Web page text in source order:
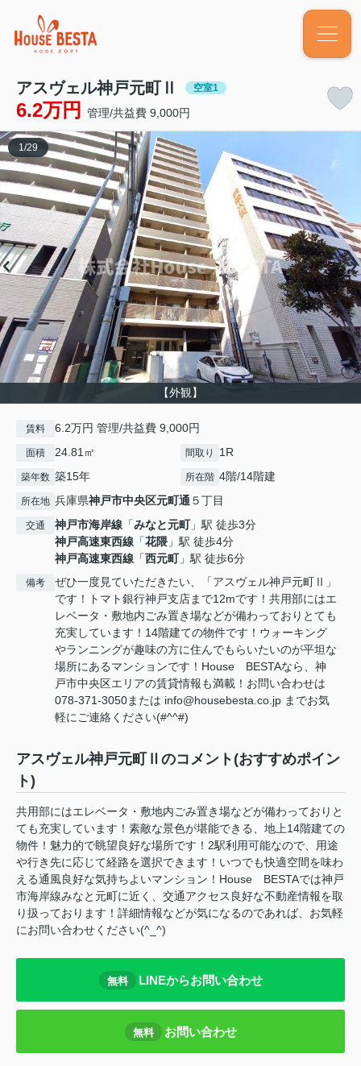
アスヴェル神戸元町Ⅱ 空室1
6.2万円 管理/共益費 9,000円
【外観】
1/29
賃料 6.2万円 管理/共益費 9,000円
面積 24.81㎡ 間取り 1R
築年数 築15年 所在階 4階/14階建
所在地 兵庫県神戸市中央区元町通 ５丁目
交通 神戸市海岸線 「みなと元町」駅 徒歩3分
神戸高速東西線 「花隈 」駅 徒歩4分
神戸高速東西線 「西元町」駅 徒歩6分
備考
ぜひ一度見ていただきたい、「アスヴェル神戸元町Ⅱ」
です！トマト銀行神戸支店まで12mです！共用部にはエ
レベータ・敷地内ごみ置き場などが備わっておりとても
充実しています！14階建ての物件です！ウォーキング
やランニングが趣味の方に住んでもらいたいのが平坦な
場所にあるマンションです！House BESTAなら、神
戸市中央区エリアの賃貸情報も満載！お問い合わせは
078-371-3050または info@housebesta.co.jp までお気
軽にご連絡ください(#^^#)
アスヴェル神戸元町Ⅱのコメント(おすすめポイン
ト)
共用部にはエレベータ・敷地内ごみ置き場などが備わっておりと
ても充実しています！素敵な景色が堪能できる、地上14階建ての
物件！魅力的で眺望良好な場所です！2駅利用可能なので、用途
や行き先に応じて経路を選択できます！いつでも快適空間を味わ
える通風良好な気持ちよいマンション！House BESTAでは神戸
市海岸線みなと元町に近く、交通アクセス良好な不動産情報を取
り扱っております！詳細情報などが気になるのであれば、お気軽
にお問い合わせください(^_^)
無料 LINEからお問い合わせ
無料 お問い合わせ